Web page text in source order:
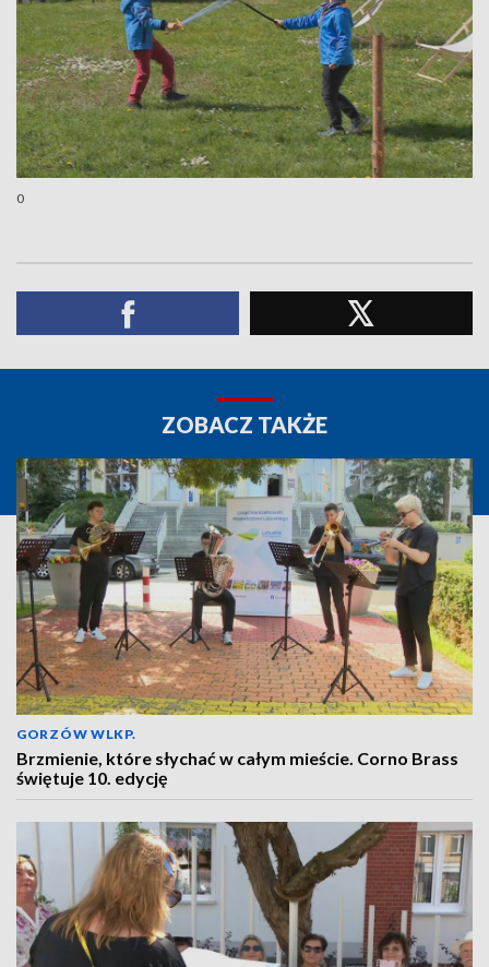
0
ZOBACZ TAKŻE
GORZÓW WLKP.
Brzmienie, które słychać w całym mieście. Corno Brass
świętuje 10. edycję